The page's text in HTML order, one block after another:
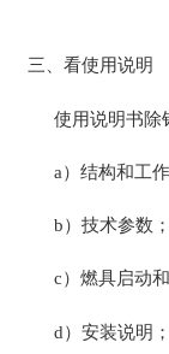
三、看使用说明
使用说明书除铭
a）结构和工作
b）技术参数；
c）燃具启动和
d）安装说明；